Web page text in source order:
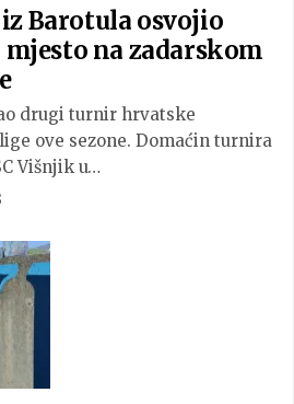
Barotula osvojio
na zadarskom
drugi turnir hrvatske
ove sezone. Domaćin turnira
Višnjik u…